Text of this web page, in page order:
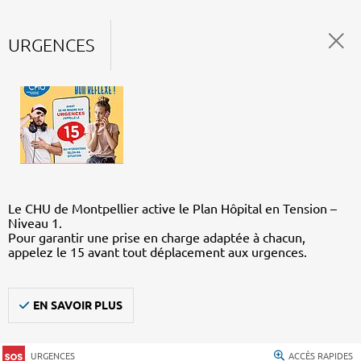
URGENCES
Le CHU de Montpellier active le Plan Hôpital en Tension –
Niveau 1.
Pour garantir une prise en charge adaptée à chacun,
appelez le 15 avant tout déplacement aux urgences.
EN SAVOIR PLUS
URGENCES ACCÈS RAPIDES